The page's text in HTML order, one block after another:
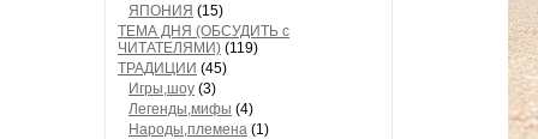
ЯПОНИЯ (15)
ТЕМА ДНЯ (ОБСУДИТЬ с
ЧИТАТЕЛЯМИ) (119)
ТРАДИЦИИ (45)
Игры,шоу (3)
Легенды,мифы (4)
Народы,племена (1)